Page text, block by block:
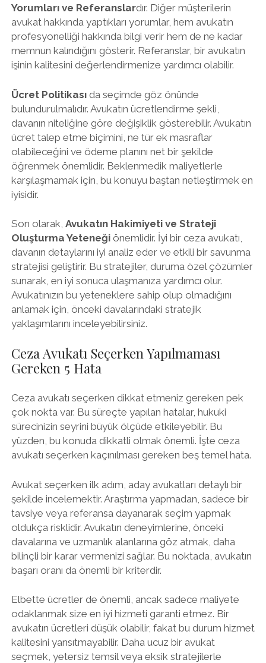
Yorumları ve Referanslardır. Diğer müşterilerin
avukat hakkında yaptıkları yorumlar, hem avukatın
profesyonelliği hakkında bilgi verir hem de ne kadar
memnun kalındığını gösterir. Referanslar, bir avukatın
işinin kalitesini değerlendirmenize yardımcı olabilir.
Ücret Politikasıda seçimde göz önünde
bulundurulmalıdır. Avukatın ücretlendirme şekli,
davanın niteliğine göre değişiklik gösterebilir. Avukatın
ücret talep etme biçimini, ne tür ek masraflar
olabileceğini ve ödeme planını net bir şekilde
öğrenmek önemlidir. Beklenmedik maliyetlerle
karşılaşmamak için, bu konuyu baştan netleştirmek en
iyisidir.
Son olarak, Avukatın Hakimiyeti ve Strateji
Oluşturma Yeteneğiönemlidir. İyi bir ceza avukatı,
davanın detaylarını iyi analiz eder ve etkili bir savunma
stratejisi geliştirir. Bu stratejiler, duruma özel çözümler
sunarak, en iyi sonuca ulaşmanıza yardımcı olur.
Avukatınızın bu yeteneklere sahip olup olmadığını
anlamak için, önceki davalarındaki stratejik
yaklaşımlarını inceleyebilirsiniz.
Ceza Avukatı Seçerken Yapılmaması
Gereken 5 Hata
Ceza avukatı seçerken dikkat etmeniz gereken pek
çok nokta var. Bu süreçte yapılan hatalar, hukuki
sürecinizin seyrini büyük ölçüde etkileyebilir. Bu
yüzden, bu konuda dikkatli olmak önemli. İşte ceza
avukatı seçerken kaçınılması gereken beş temel hata.
Avukat seçerken ilk adım, aday avukatları detaylı bir
şekilde incelemektir. Araştırma yapmadan, sadece bir
tavsiye veya referansa dayanarak seçim yapmak
oldukça risklidir. Avukatın deneyimlerine, önceki
davalarına ve uzmanlık alanlarına göz atmak, daha
bilinçli bir karar vermenizi sağlar. Bu noktada, avukatın
başarı oranı da önemli bir kriterdir.
Elbette ücretler de önemli, ancak sadece maliyete
odaklanmak size en iyi hizmeti garanti etmez. Bir
avukatın ücretleri düşük olabilir, fakat bu durum hizmet
kalitesini yansıtmayabilir. Daha ucuz bir avukat
seçmek, yetersiz temsil veya eksik stratejilerle